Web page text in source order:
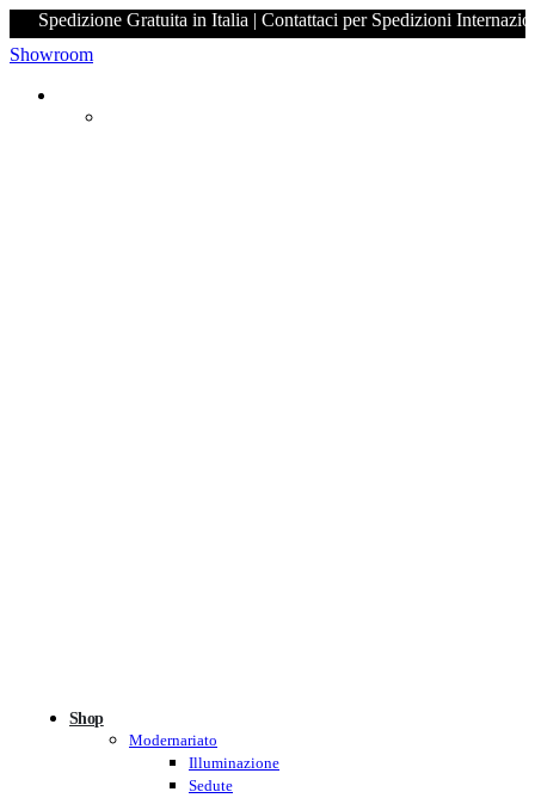
Spedizione Gratuita in Italia | Contattaci per
Showroom
Shop
Modernariato
Illuminazione
Sedute